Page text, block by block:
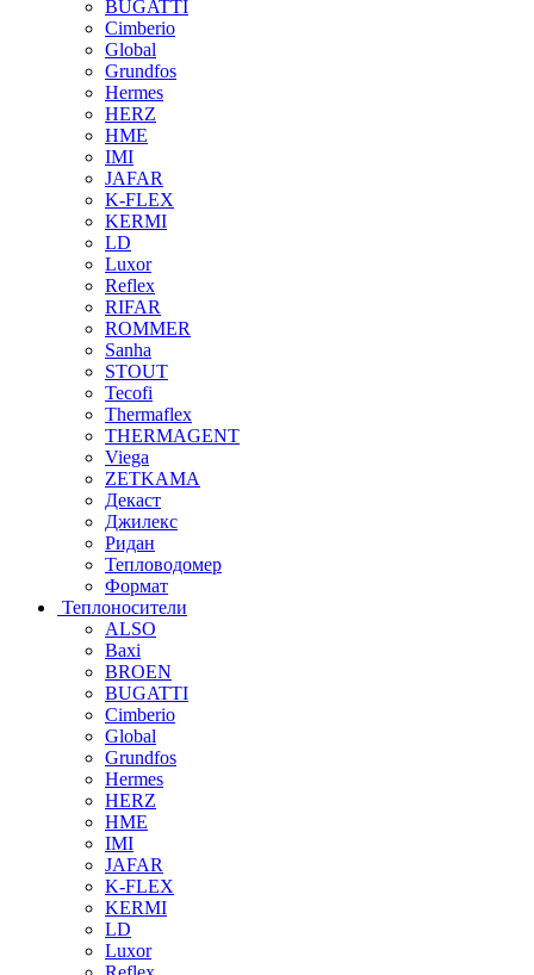
BUGATTI
Cimberio
Global
Grundfos
Hermes
HERZ
HME
IMI
JAFAR
K-FLEX
KERMI
LD
Luxor
Reflex
RIFAR
ROMMER
Sanha
STOUT
Tecofi
Thermaflex
THERMAGENT
Viega
ZETKAMA
Декаст
Джилекс
Ридан
Тепловодомер
Формат
Теплоносители
ALSO
Baxi
BROEN
BUGATTI
Cimberio
Global
Grundfos
Hermes
HERZ
HME
IMI
JAFAR
K-FLEX
KERMI
LD
Luxor